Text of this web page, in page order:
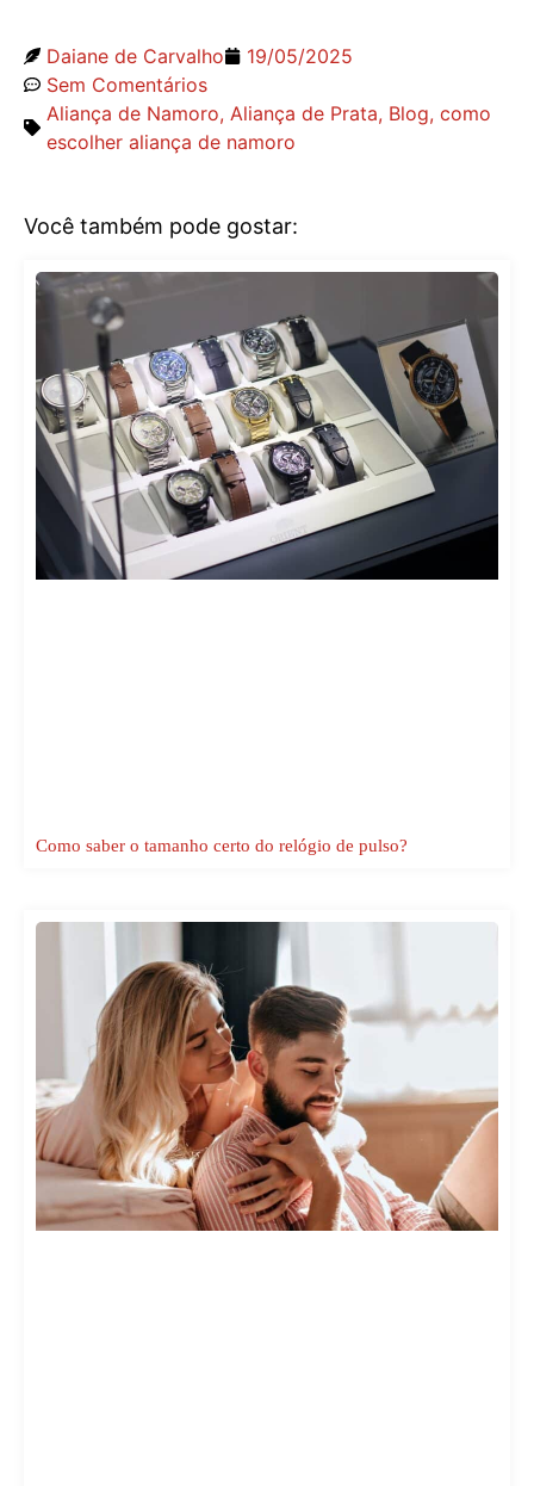
Daiane de Carvalho
19/05/2025
Sem Comentários
Aliança de Namoro, Aliança de Prata, Blog, como
escolher aliança de namoro
Você também pode gostar:
Como saber o tamanho certo do relógio de pulso?